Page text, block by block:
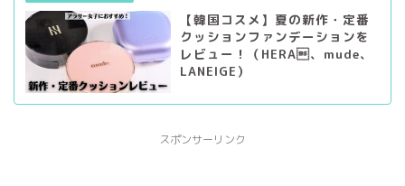
【韓国コスメ】夏の新作・定番
クッションファンデーションを
レビュー！（HERA、mude、
LANEIGE）
スポンサーリンク